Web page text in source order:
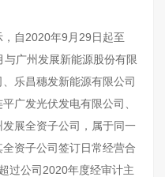
自2020年9月29日起至
广州发展新能源股份有限
乐昌穗发新能源有限公司
广发光伏发电有限公司、
展全资子公司，属于同一
资子公司签订日常经营合
过公司2020年度经审计主